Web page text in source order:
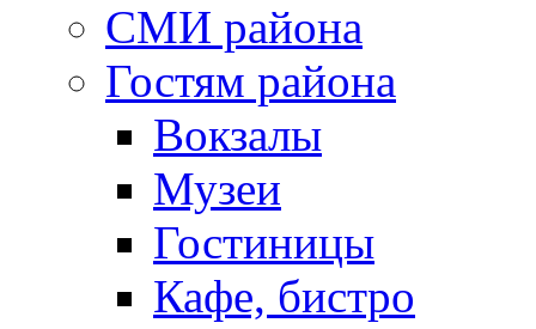
СМИ района
Гостям района
Вокзалы
Музеи
Гостиницы
Кафе, бистро